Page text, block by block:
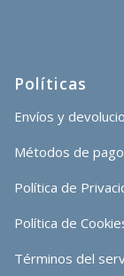
Políticas
Envíos y
Métodos de
Política de
Política de
Términos del